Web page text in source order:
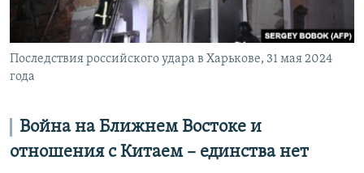
Последствия российского удара в Харькове, 31 мая 2024
года
Война на Ближнем Востоке и
отношения с Китаем – единства нет